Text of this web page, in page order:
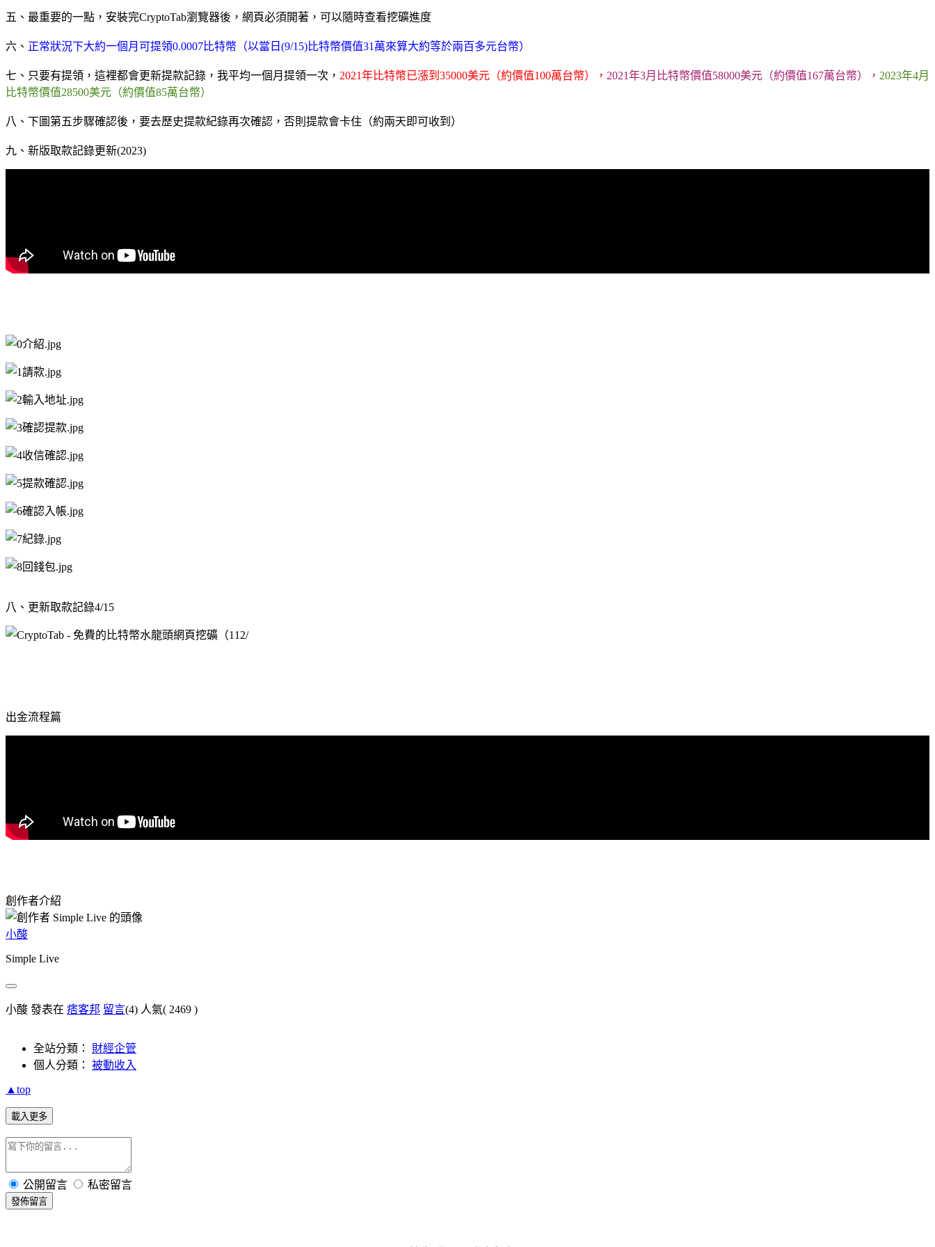
五、最重要的一點，安裝完CryptoTab瀏覽器後， 網頁必須開著 ，可以隨時查看挖礦進度
六、 正常狀況下大約一個月可提領0.0007比特幣（以當日(9/15)比特幣價值31萬來算大約等於兩百多元台幣）
七、只要有提領，這裡都會更新提款記錄，我平均一個月提領一次， 2021年比特幣已漲到35000美元（約價值100萬台幣）， 2021年3月比特幣價值58000美元（約價值167萬台幣）， 2023年4月
比特幣價值28500美元（約價值85萬台幣）
八、下圖第五步驟確認後，要去歷史提款紀錄再次確認，否則提款會卡住（約兩天即可收到）
九、新版取款記錄更新(2023)
八、更新取款記錄4/15
出金流程篇
創作者介紹
小酸
Simple Live
小酸 發表在 痞客邦 留言(4) 人氣( 2469 )
全站分類： 財經企管
個人分類： 被動收入
▲top
載入更多
公開留言 私密留言
發佈留言